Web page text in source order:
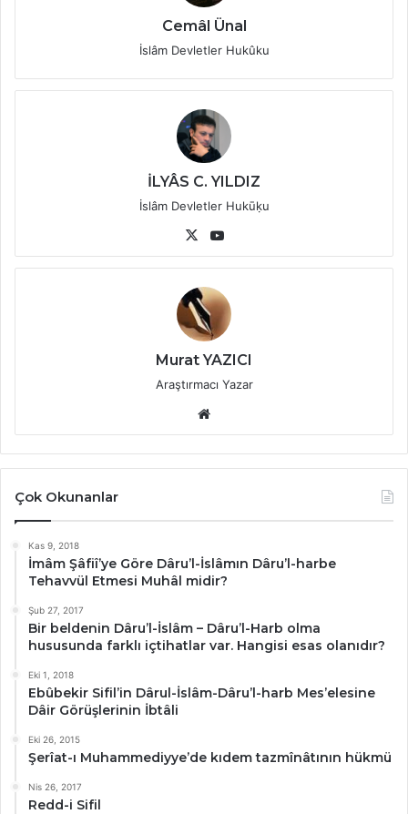
Cemâl Ünal
İslâm Devletler Hukûku
İLYÂS C. YILDIZ
İslâm Devletler Hukūḳu
X
Murat YAZICI
Araştırmacı Yazar
sitesi
Çok Okunanlar
Kas 9, 2018
İmâm Şâfiî’ye Göre Dâru’l-İslâmın Dâru’l-harbe
Tehavvül Etmesi Muhâl midir?
Şub 27, 2017
Bir beldenin Dâru’l-İslâm – Dâru’l-Harb olma
hususunda farklı içtihatlar var. Hangisi esas olanıdır?
Eki 1, 2018
Ebûbekir Sifil’in Dârul-İslâm-Dâru’l-harb Mes’elesine
Dâir Görüşlerinin İbtâli
Eki 26, 2015
Şerîat-ı Muhammediyye’de kıdem tazmînâtının hükmü
Nis 26, 2017
Redd-i Sifil